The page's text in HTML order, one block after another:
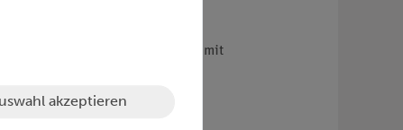
wie QS 8/218, jedoch mit
akzeptieren